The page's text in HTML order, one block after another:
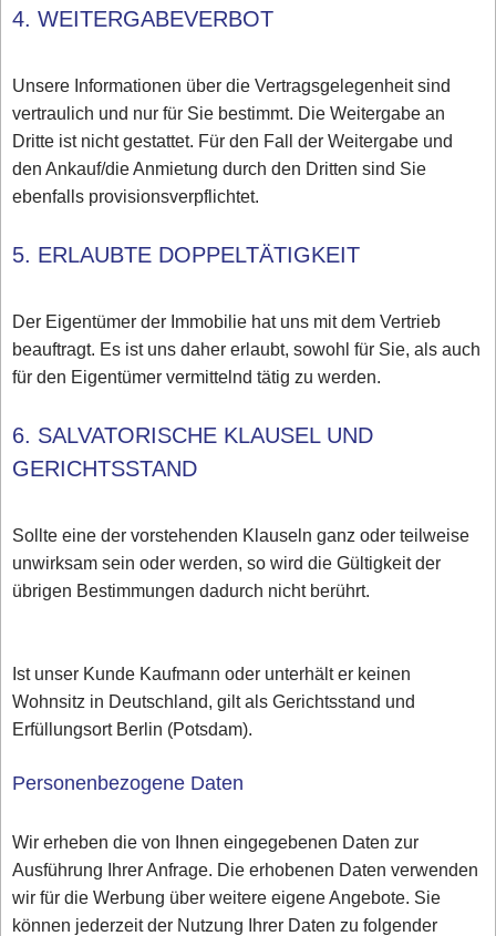
4. WEITERGABEVERBOT
Unsere Informationen über die Vertragsgelegenheit sind
vertraulich und nur für Sie bestimmt. Die Weitergabe an
Dritte ist nicht gestattet. Für den Fall der Weitergabe und
den Ankauf/die Anmietung durch den Dritten sind Sie
ebenfalls provisionsverpflichtet.
5. ERLAUBTE DOPPELTÄTIGKEIT
Der Eigentümer der Immobilie hat uns mit dem Vertrieb
beauftragt. Es ist uns daher erlaubt, sowohl für Sie, als auch
für den Eigentümer vermittelnd tätig zu werden.
6. SALVATORISCHE KLAUSEL UND
GERICHTSSTAND
Sollte eine der vorstehenden Klauseln ganz oder teilweise
unwirksam sein oder werden, so wird die Gültigkeit der
übrigen Bestimmungen dadurch nicht berührt.
Ist unser Kunde Kaufmann oder unterhält er keinen
Wohnsitz in Deutschland, gilt als Gerichtsstand und
Erfüllungsort Berlin (Potsdam).
Personenbezogene Daten
Wir erheben die von Ihnen eingegebenen Daten zur
Ausführung Ihrer Anfrage. Die erhobenen Daten verwenden
wir für die Werbung über weitere eigene Angebote. Sie
können jederzeit der Nutzung Ihrer Daten zu folgender